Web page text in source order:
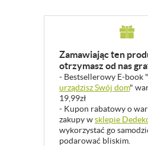
Zamawiając ten
otrzymasz od nas
- Bestsellerowy E-book "
urządzisz Swój dom"
19,99zł
- Kupon rabatowy o
zakupy wsklepie
wykorzystać go
podarować bliskim.